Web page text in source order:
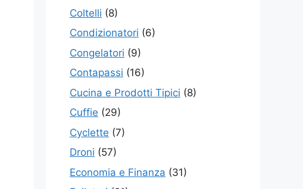
Coltelli (8)
Condizionatori (6)
Congelatori (9)
Contapassi (16)
Cucina e Prodotti Tipici (8)
Cuffie (29)
Cyclette (7)
Droni (57)
Economia e Finanza (31)